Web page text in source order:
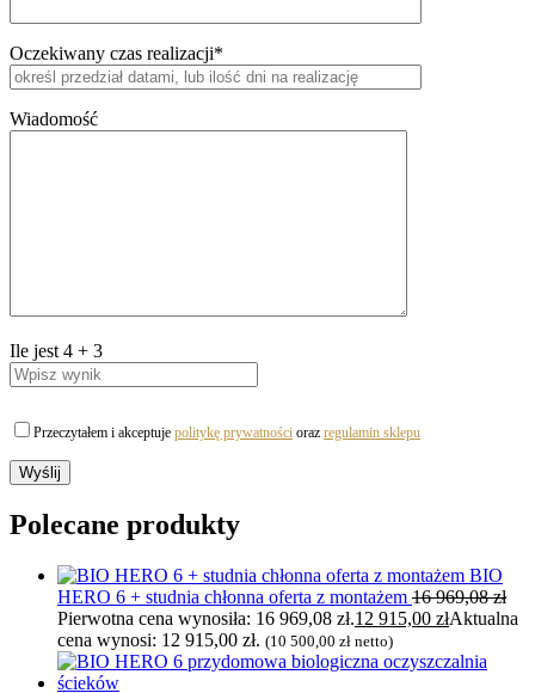
Oczekiwany czas realizacji*
Wiadomość
Ile jest 4 + 3
Przeczytałem i akceptuje politykę prywatności oraz regulamin sklepu
Polecane produkty
BIO
HERO 6 + studnia chłonna oferta z montażem 16 969,08zł
Pierwotna cena wynosiła: 16 969,08 zł.12 915,00 złAktualna
cena wynosi: 12 915,00 zł. (10 500,00 zł netto)